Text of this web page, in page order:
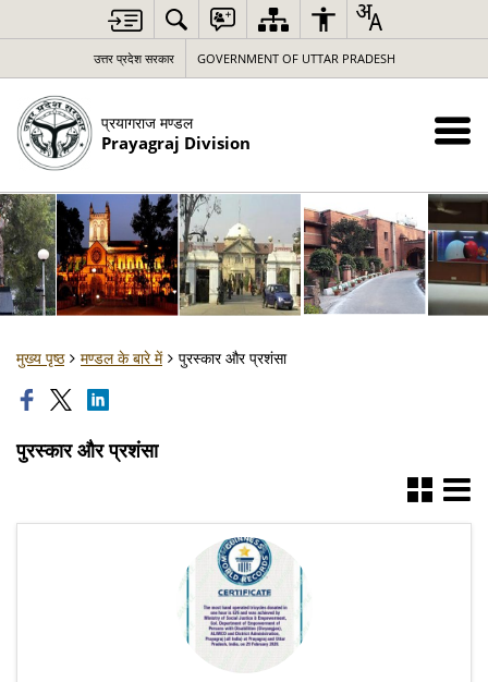
उत्तर प्रदेश सरकार GOVERNMENT OF UTTAR PRADESH
प्रयागराज मण्डल
Prayagraj Division
मुख्य पृष्ठ मण्डल के बारे में पुरस्कार और प्रशंसा
पुरस्कार और प्रशंसा